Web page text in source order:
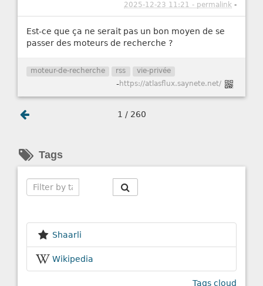
2025-12-23 11:21 - permalink -
Est-ce que ça ne serait pas un bon moyen de se
passer des moteurs de recherche ?
moteur-de-recherche rss vie-privée
-https://atlasflux.saynete.net/
1 / 260
Tags
Shaarli
Wikipedia
Tags cloud